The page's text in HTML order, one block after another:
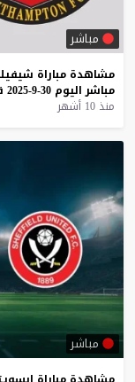
مباشر
مشاهدة مباراة
مباشر اليوم 30-9-2025
منذ 10 أشهر
مباشر